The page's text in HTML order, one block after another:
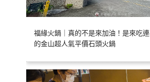
福緣火鍋｜真的不是來加油！是來吃
的金山超人氣平價石頭火鍋